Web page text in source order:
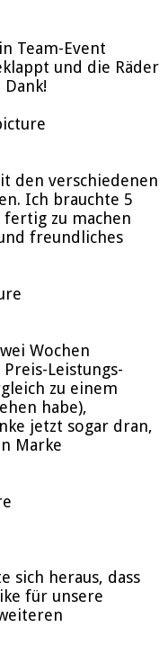
Team-Event
und die Räder
den verschiedenen
Ich brauchte 5
zu machen
freundliches
Wochen
Leistungs-
zu einem
habe),
jetzt sogar dran,
Marke
sich heraus, dass
für unsere